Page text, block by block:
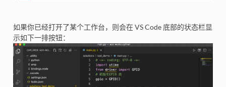
如果你已经打开了某个工作台，则会在 VS Code 底部的状态栏显
示如下一排按钮：